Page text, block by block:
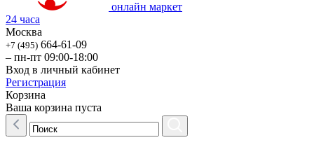
онлайн маркет
24 часа
Москва
+7 (495) 664-61-09
– пн-пт 09:00-18:00
Вход в личный кабинет
Регистрация
Корзина
Ваша корзина пуста